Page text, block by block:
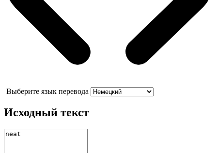
Выберите язык перевода
Исходный текст